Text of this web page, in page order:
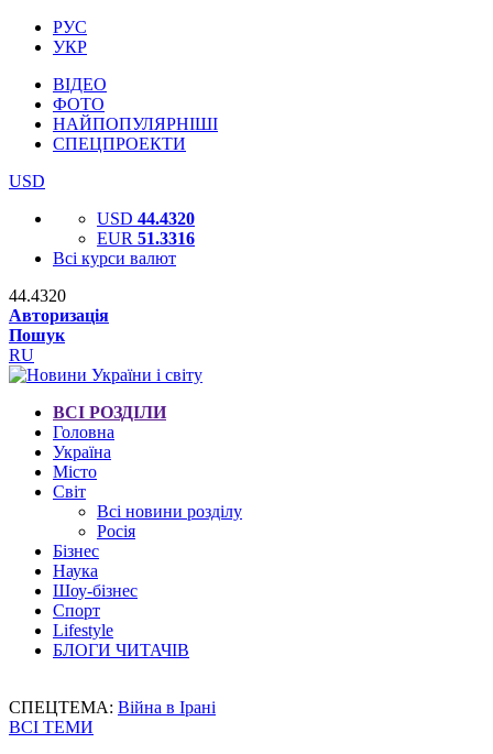
РУС
УКР
ВІДЕО
ФОТО
НАЙПОПУЛЯРНІШІ
СПЕЦПРОЕКТИ
USD
USD 44.4320
EUR 51.3316
Всі курси валют
44.4320
Авторизація
Пошук
RU
ВСІ РОЗДІЛИ
Головна
Україна
Місто
Світ
Всі новини розділу
Росія
Бізнес
Наука
Шоу-бізнес
Спорт
Lifestyle
БЛОГИ ЧИТАЧІВ
СПЕЦТЕМА: Війна в Ірані
ВСІ ТЕМИ